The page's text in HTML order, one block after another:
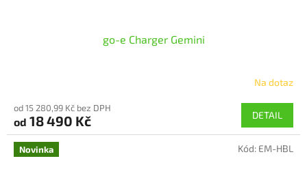
go-e Charger Gemini
produktu
je
5,0
Na dotaz
od 15 280,99 Kč bez DPH
od 18 490 Kč DETAIL
Novinka Kód: EM-HBL